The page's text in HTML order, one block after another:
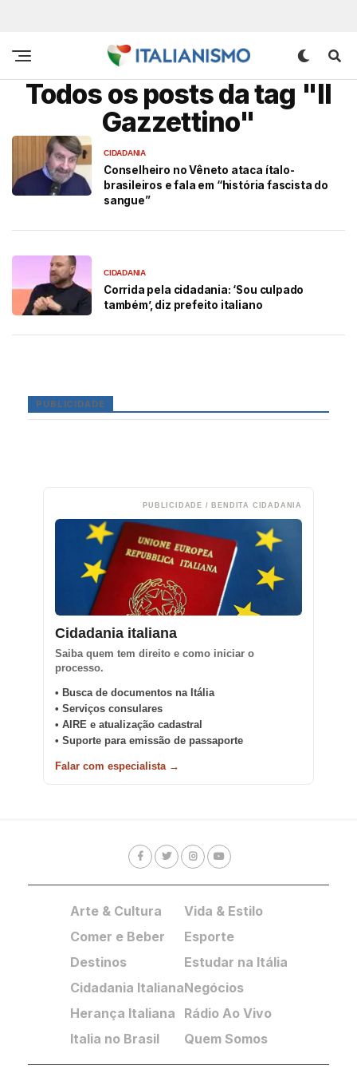
Todos os posts da tag "Il
Gazzettino"
CIDADANIA
Conselheiro no Vêneto ataca ítalo-
brasileiros e fala em “história fascista do
sangue”
CIDADANIA
Corrida pela cidadania: ‘Sou culpado
também’, diz prefeito italiano
PUBLICIDADE
PUBLICIDADE / BENDITA CIDADANIA
Cidadania italiana
Saiba quem tem direito e como iniciar o
processo.
• Busca de documentos na Itália
• Serviços consulares
• AIRE e atualização cadastral
• Suporte para emissão de passaporte
Falar com especialista →
Arte & Cultura
Comer e Beber
Destinos
Cidadania Italiana
Herança Italiana
Italia no Brasil
Vida & Estilo
Esporte
Estudar na Itália
Negócios
Rádio Ao Vivo
Quem Somos